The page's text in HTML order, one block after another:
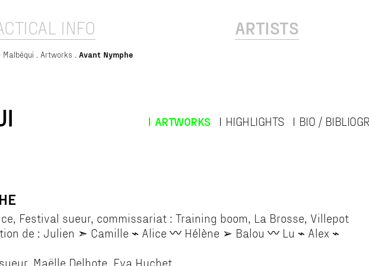
INFO ARTISTS
Malbéqui Artworks Avant Nymphe
ARTWORKS HIGHLIGHTS BIO /
Festival sueur, commissariat : Training boom, La Brosse, Villepot
de : Julien ➣ Camille ⌁ Alice 〰️ Hélène ➢ Balou 〰️ Lu ⌁ Alex ⌁
Maëlle Delhote, Eva Huchet